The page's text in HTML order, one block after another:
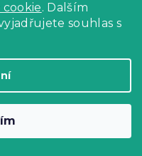
. Dalším
souhlas s
šedé